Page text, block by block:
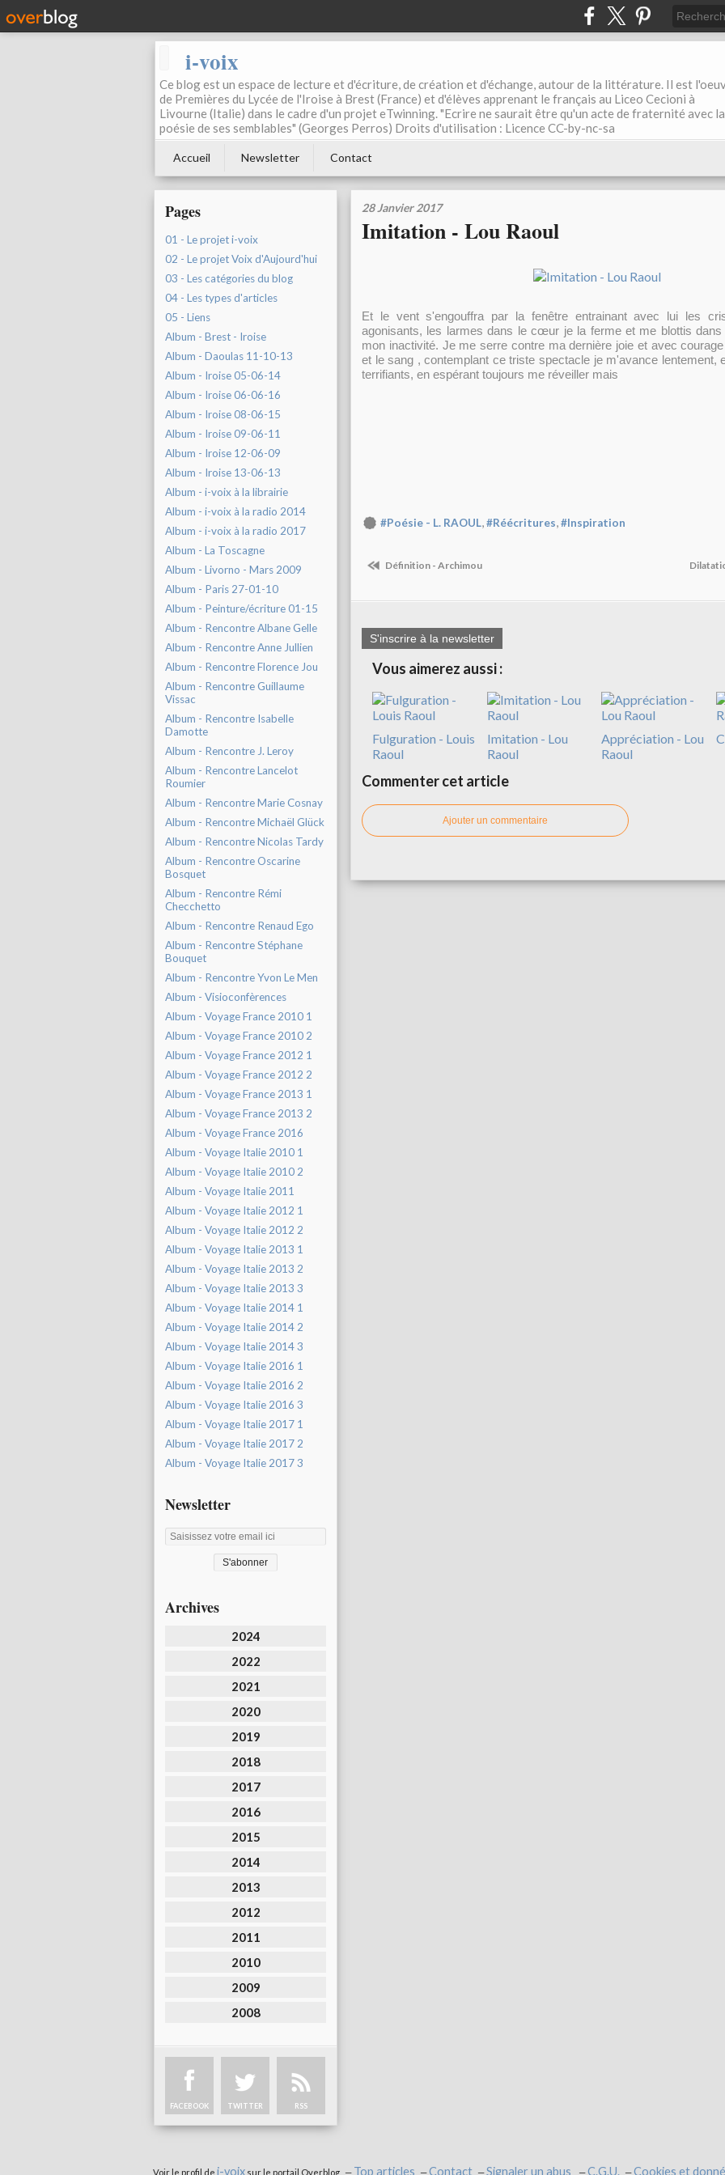
i-voix
Ce blog est un espace de lecture et d'écriture, de création et d'échange, autour de la littérature. Il est
de Premières du Lycée de l'Iroise à Brest (France) et d'élèves apprenant le français au Liceo Cecioni à
Livourne (Italie) dans le cadre d'un projet eTwinning. "Ecrire ne saurait être qu'un acte de fraternité avec la
poésie de ses semblables" (Georges Perros) Droits d'utilisation : Licence CC-by-nc-sa
Accueil Newsletter Contact
Pages
01 - Le projet i-voix
02 - Le projet Voix d'Aujourd'hui
03 - Les catégories du blog
04 - Les types d'articles
05 - Liens
Album - Brest - Iroise
Album - Daoulas 11-10-13
Album - Iroise 05-06-14
Album - Iroise 06-06-16
Album - Iroise 08-06-15
Album - Iroise 09-06-11
Album - Iroise 12-06-09
Album - Iroise 13-06-13
Album - i-voix à la librairie
Album - i-voix à la radio 2014
Album - i-voix à la radio 2017
Album - La Toscagne
Album - Livorno - Mars 2009
Album - Paris 27-01-10
Album - Peinture/écriture 01-15
Album - Rencontre Albane Gelle
Album - Rencontre Anne Jullien
Album - Rencontre Florence Jou
Album - Rencontre Guillaume
Vissac
Album - Rencontre Isabelle
Damotte
Album - Rencontre J. Leroy
Album - Rencontre Lancelot
Roumier
Album - Rencontre Marie Cosnay
Album - Rencontre Michaël Glück
Album - Rencontre Nicolas Tardy
Album - Rencontre Oscarine
Bosquet
Album - Rencontre Rémi
Checchetto
Album - Rencontre Renaud Ego
Album - Rencontre Stéphane
Bouquet
Album - Rencontre Yvon Le Men
Album - Visioconfèrences
Album - Voyage France 2010 1
Album - Voyage France 2010 2
Album - Voyage France 2012 1
Album - Voyage France 2012 2
Album - Voyage France 2013 1
Album - Voyage France 2013 2
Album - Voyage France 2016
Album - Voyage Italie 2010 1
Album - Voyage Italie 2010 2
Album - Voyage Italie 2011
Album - Voyage Italie 2012 1
Album - Voyage Italie 2012 2
Album - Voyage Italie 2013 1
Album - Voyage Italie 2013 2
Album - Voyage Italie 2013 3
Album - Voyage Italie 2014 1
Album - Voyage Italie 2014 2
Album - Voyage Italie 2014 3
Album - Voyage Italie 2016 1
Album - Voyage Italie 2016 2
Album - Voyage Italie 2016 3
Album - Voyage Italie 2017 1
Album - Voyage Italie 2017 2
Album - Voyage Italie 2017 3
Newsletter
Archives
2024
2022
2021
2020
2019
2018
2017
2016
2015
2014
2013
2012
2011
2010
2009
2008
FACEBOOK TWITTER RSS
28 Janvier 2017
Imitation - Lou Raoul
Et le vent s'engouffra par la fenêtre entrainant avec lui les
agonisants, les larmes dans le cœur je la ferme et me blottis
mon inactivité. Je me serre contre ma dernière joie et avec
et le sang , contemplant ce triste spectacle je m'avance lentement,
terrifiants, en espérant toujours me réveiller mais
#Poésie - L. RAOUL,#Réécritures,#Inspiration
Définition - Archimou
S'inscrire à la newsletter
Vous aimerez aussi :
Fulguration - Louis
Raoul
Imitation - Lou
Raoul
Appréciation - Lou
Raoul
Commenter cet article
Ajouter un commentaire
Voir le profil de i-voixsur le portail Overblog Top articles Contact Signaler un abus C.G.U. Cookies et